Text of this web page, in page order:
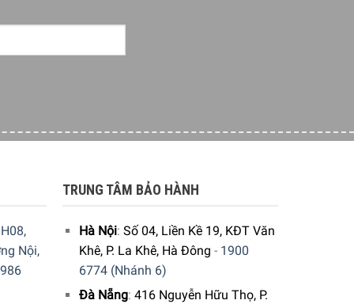
Nội,
TRUNG TÂM BẢO HÀNH
Hà Nội: Số 04, Liền Kề 19, KĐT Văn
Khê, P. La Khê, Hà Đông - 1900
6774 (Nhánh 6)
Đà Nẵng: 416 Nguyễn Hữu Thọ, P.